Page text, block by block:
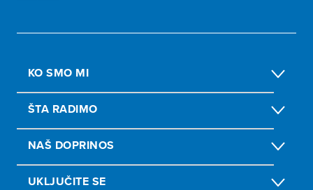
KO SMO MI
ŠTA RADIMO
NAŠ DOPRINOS
UKLJUČITE SE